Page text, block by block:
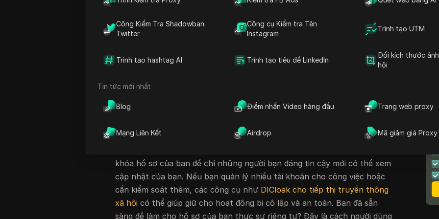
Công Kiểm Tra Shadowban
Twitter
Công cụ Kiểm tra Tên
Instagram
Trình tạo UTM
Trinh tao hashtag AI Trình tạo tiêu đề LinkedIn
Đổi kích thước
hội
Tin tức mới nhất
Blog Điểm nhấn Video hàng đầu Trang web proxy
Mạng Liên Kết Airdrop Mã giảm giá Proxy
khoản của họ thành "riêng tư" sẽ ẩn mọi thứ, nhưng các tùy chọn mặc
định thường để ngỏ thông tin quan trọng. Nếu bạn đang tìm kiếm
tạo hồ sơ riêng tư trên facebook, các nhấp chuột và cài đặt menu thông
thường là không đủ, các phím tắt ẩn, xem lại dòng thời gian và các công
cụ hiển thị hồ sơ cũng quan trọng như chuyển đổi "riêng tư".
riêng tư trên trang cá nhân Facebook của bạn, từ điều chỉnh khả năng
bạn. Bạn sẽ tìm hiểu cài đặt nào thực sự đặt tài khoản của bạn ở chế độ
khóa hồ sơ của bạn để chỉ những người bạn đáng tin cậy mới có thể xem
cập nhật của bạn. Nếu bạn quản lý nhiều tài khoản cho công việc hoặc
cần kiểm soát thêm, các công cụ như DICloak cho tiếp thị truyền thông
xã hội có thể giúp giữ cho hoạt động bị cô lập và an toàn. Bạn đã sẵn
sàng để làm cho hồ sơ của bạn thực sự riêng tư? Đây là cách người dùng